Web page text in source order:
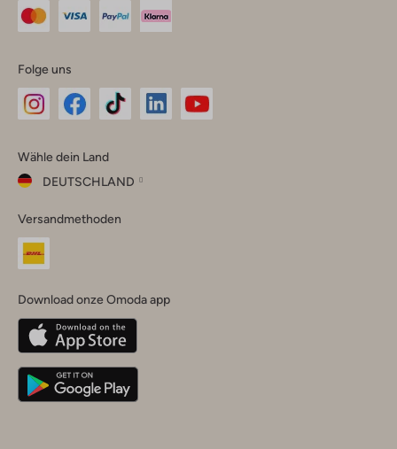
Folge uns
Instagram
Facebook
TikTok
Wähle dein Land
DEUTSCHLAND
dein
Land
Belgique(Français)
Deutschland
Versandmethoden
Download onze Omoda app